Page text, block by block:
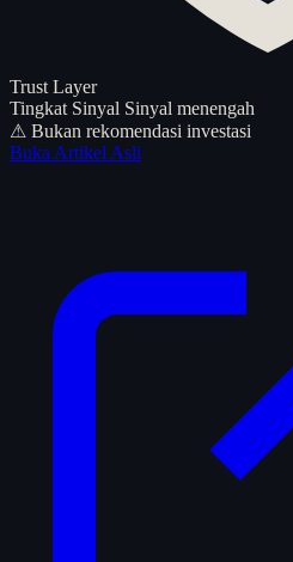
Trust Layer
Tingkat Sinyal Sinyal menengah
⚠ Bukan rekomendasi investasi
Buka Artikel Asli